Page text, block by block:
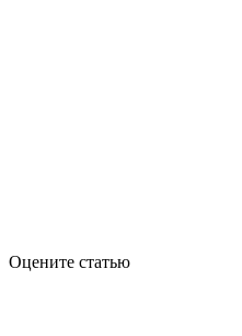
Оцените статью